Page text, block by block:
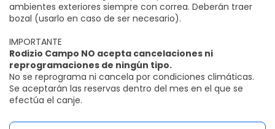
ambientes exteriores siempre con correa. Deberán traer
bozal (usarlo en caso de ser necesario).
IMPORTANTE
Rodizio Campo NO acepta cancelaciones ni
reprogramaciones de ningún tipo.
No se reprograma ni cancela por condiciones climáticas.
Se aceptarán las reservas dentro del mes en el que se
efectúa el canje.